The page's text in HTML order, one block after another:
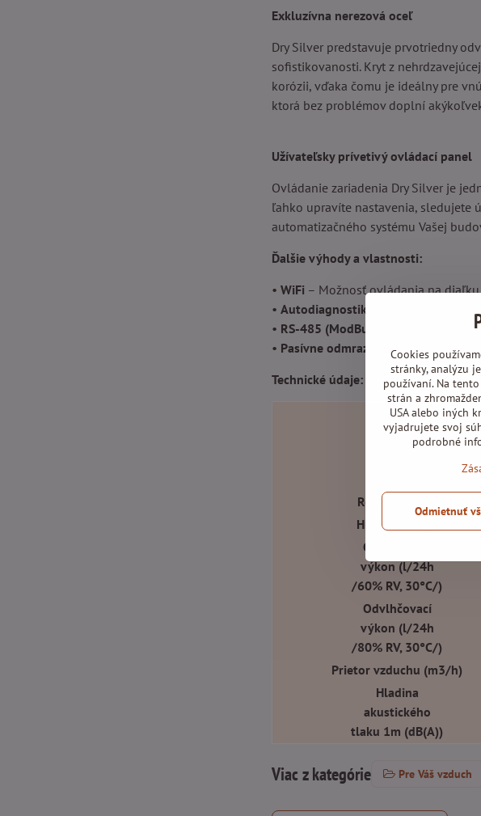
Exkluzívna nerezová oceľ
Dry Silver predstavuje prvotriedny
sofistikovanosti. Kryt z
korózii, vďaka čomu je ideálny pre
ktorá bez problémov doplní
Užívateľsky prívetivý ovládací panel
Ovládanie zariadenia Dry Silver je
ľahko upravíte nastavenia, sledujete
automatizačného systému Vašej
Ďalšie výhody a vlastnosti:
•WiFi – Možnosť ovládania na
•Autodiagnostika
• RS-485 (ModBus)
– Pokročilé
• Pasívne odmrazovanie
– Funkcia
Technické údaje:
Typ
Príkon (W)
Rozmery (mm)
Hmotnosť (kg)
Odvlhčovací
výkon (l/24h
/60% RV, 30°C/)
Odvlhčovací
výkon (l/24h
/80% RV, 30°C/)
Prietor vzduchu (m3/h)
Hladina
akustického
tlaku 1m (dB(A))
Viac z kategórie Pre Váš vzduch
Cookies
stránky, analýzu
používaní. Na
strán a
USA alebo iných
vyjadrujete svoj
podrobné
Odmietnuť